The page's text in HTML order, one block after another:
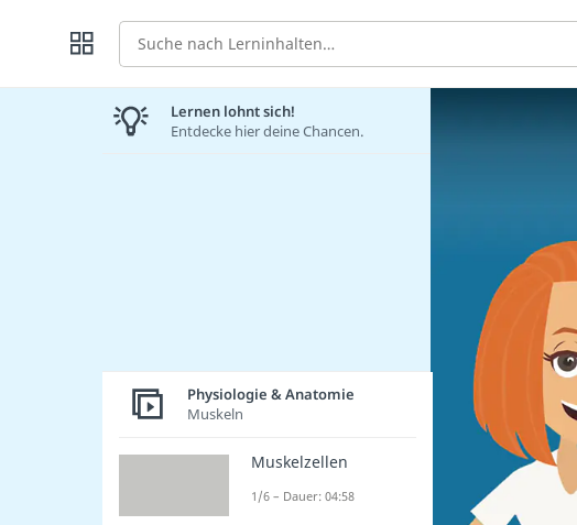
Suche
Lernen lohnt sich!
Entdecke hier deine Chancen.
Physiologie & Anatomie
Muskeln
Muskelzellen
1/6 – Dauer: 04:58